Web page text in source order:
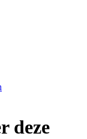
deze